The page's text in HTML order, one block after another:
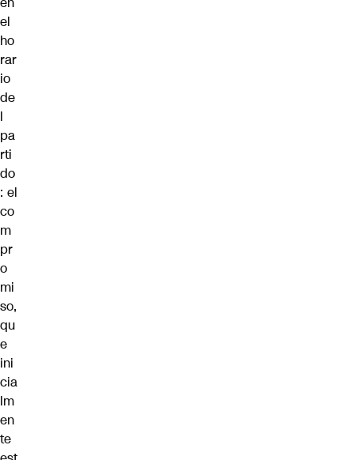
el
ho
rar
io
de
l
pa
rti
do
: el
co
m
pr
o
mi
so,
qu
e
ini
cia
lm
en
te